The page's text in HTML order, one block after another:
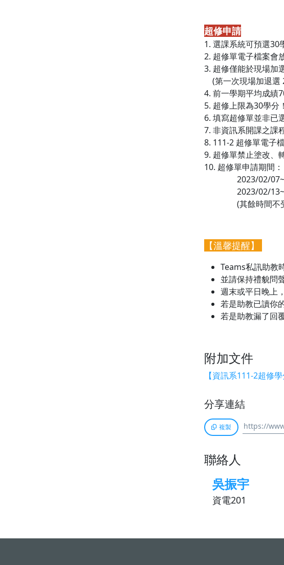
超修申請
1. 選課系統可預選30
2. 超修單電子檔案會
3. 超修僅能於現場加
(第一次現場加退選
4. 前一學期平均成績
5. 超修上限為30學分
6. 填寫超修單並非已
7. 非資訊系開課之課
8. 111-2 超修單電子
9. 超修單禁止塗改、
10. 超修單申請期間：
2023/02/
2023/02/
(其餘時間不受
【溫馨提醒】
Teams私訊助教
並請保持禮貌問
週末或平日晚上
若是助教已讀你
若是助教漏了回
附加文件
【資訊系111-2超修
分享連結
複製
聯絡人
吳振宇
資電201